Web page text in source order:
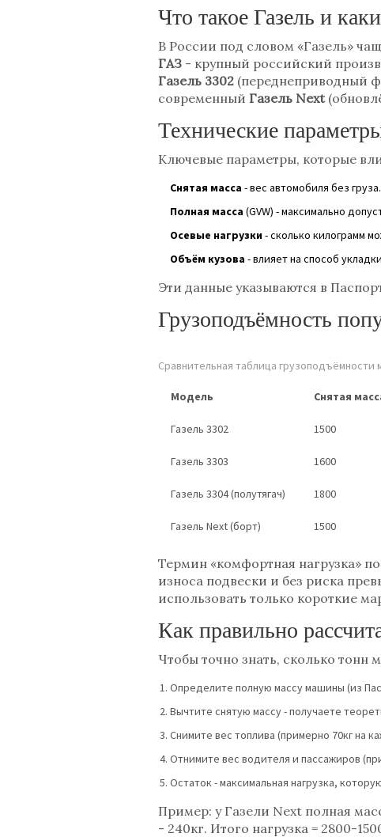
Что такое Газель и
В России под словом «Газель»
ГАЗ- крупный российский
Газель 3302(переднеприводный
современный Газель Next
Технические
Ключевые параметры, которые
Снятая масса - вес автомобиля без груза.
Полная масса (GVW) - максимально
Осевые нагрузки- сколько килограмм
Объём кузова - влияет на способ
Эти данные указываются в
Грузоподъёмность
Сравнительная таблица грузоподъёмности
Модель Снятая
Газель 3302 1500
Газель 3303 1600
Газель 3304 (полутягач) 1800
Газель Next (борт) 1500
Термин «комфортная нагрузка»
износа подвески и без риска
использовать только короткие
Как правильно
Чтобы точно знать, сколько тонн
Определите полную массу машины (из
Вычтите снятую массу - получаете
Снимите вес топлива (примерно 70кг на
Отнимите вес водителя и пассажиров
Остаток - максимальная нагрузка,
Пример: у Газели Next полная
- 240кг. Итого нагрузка = 2800-